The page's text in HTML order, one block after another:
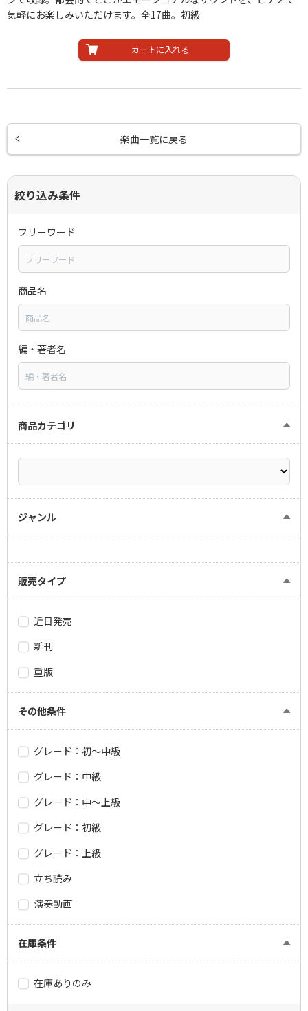
気軽にお楽しみいただけます。全17曲。初級
カートに入れる
楽曲一覧に戻る
絞り込み条件
フリーワード
商品名
編・著者名
商品カテゴリ
ジャンル
販売タイプ
近日発売
新刊
重版
その他条件
グレード：初～中級
グレード：中級
グレード：中～上級
グレード：初級
グレード：上級
立ち読み
演奏動画
在庫条件
在庫ありのみ